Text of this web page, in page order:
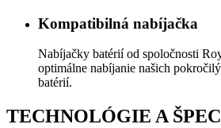
Kompatibilná nabíjačka
Nabíjačky batérií od spoločnosti
optimálne nabíjanie našich
batérií.
TECHNOLÓGIE A